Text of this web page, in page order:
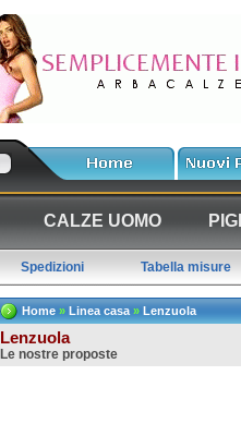
CALZE UOMO
Spedizioni Tabella misure
Home » Linea casa » Lenzuola
Lenzuola
Le nostre proposte